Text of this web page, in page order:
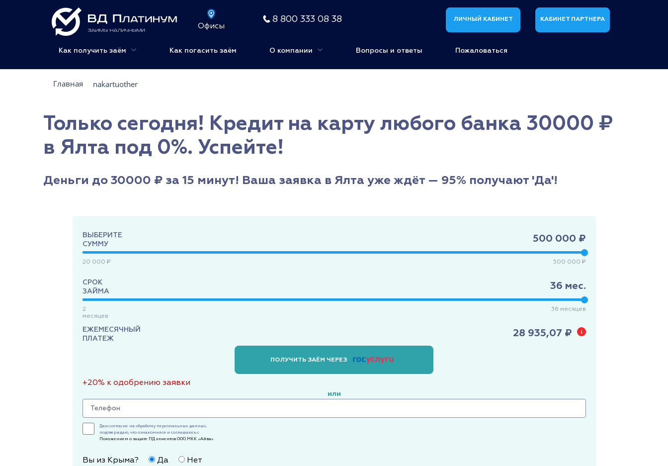
Офисы
8 800 333 08 38 ЛИЧНЫЙ КАБИНЕТ КАБИНЕТ ПАРТНЕРА
Как получить заём Как погасить заём О компании Вопросы и ответы Пожаловаться
Главная nakartuother
Только сегодня! Кредит на карту любого банка 30000 ₽
в Ялта под 0%. Успейте!
Деньги до 30000 ₽ за 15 минут! Ваша заявка в Ялта уже ждёт — 95% получают 'Да'!
ВЫБЕРИТЕ
СУММУ
500 000 ₽
20 000 ₽ 500 000 ₽
СРОК
ЗАЙМА
36 мес.
2
месяцев
36 месяцев
ЕЖЕМЕСЯЧНЫЙ
ПЛАТЕЖ
28 935,07 ₽
ПОЛУЧИТЬ ЗАЁМ ЧЕРЕЗ
+20% к одобрению заявки
или
Даю согласие на обработку персональных данных,
подтверждаю, что ознакомился и соглашаюсь с
Положением о защите ПД клиентов ООО МКК «Айва»
Вы из Крыма? Да Нет